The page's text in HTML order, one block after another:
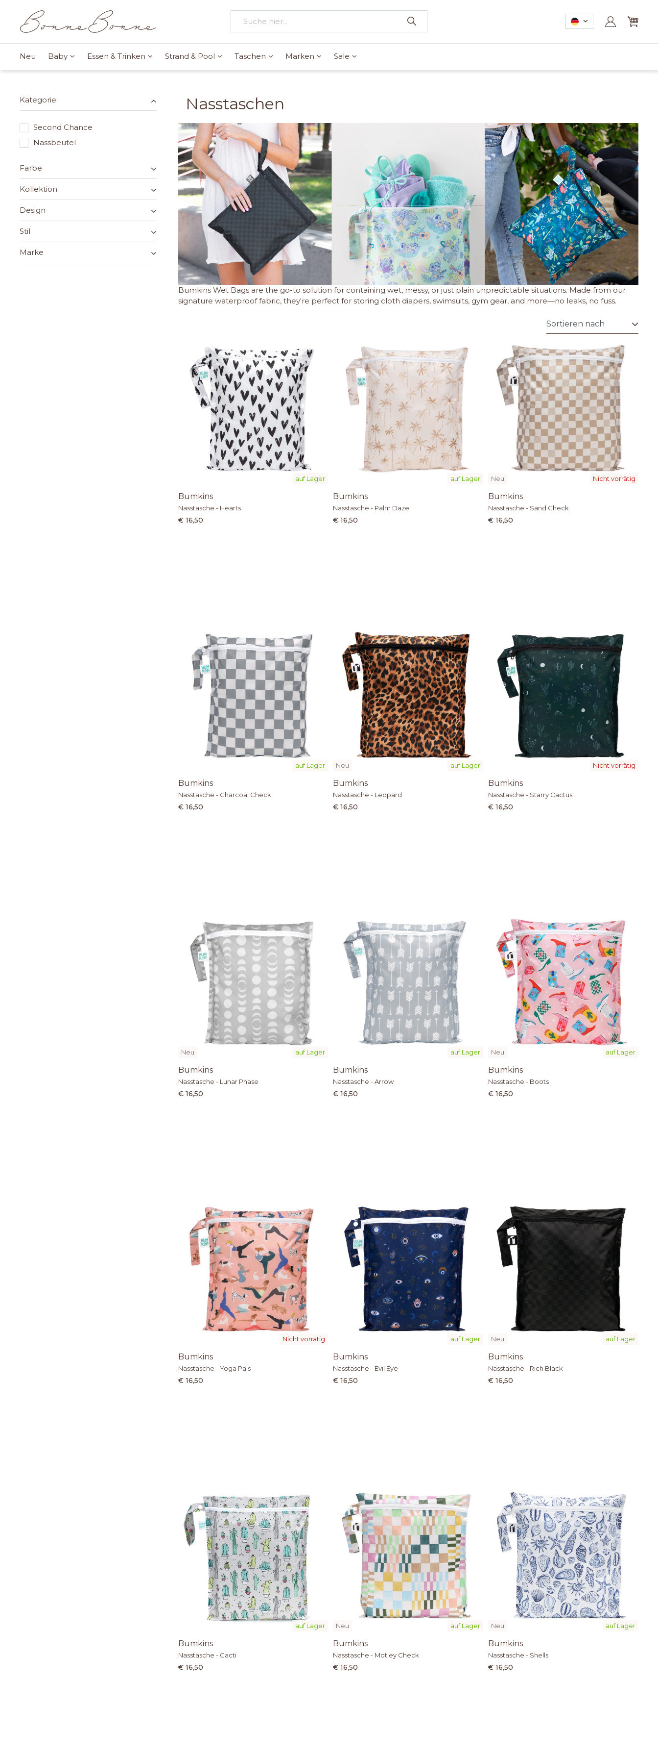
Neu Baby Essen & Trinken Strand & Pool Taschen Marken Sale
Kategorie
Second Chance
Nassbeutel
Farbe
Kollektion
Design
Stil
Marke
Nasstaschen
Bumkins Wet Bags are the go-to solution for containing wet, messy, or just plain unpredictable situations. Made from our
signature waterproof fabric, they're perfect for storing cloth diapers, swimsuits, gym gear, and more—no leaks, no fuss.
auf Lager
Bumkins
Nasstasche - Hearts
€ 16,50
auf Lager
Bumkins
Nasstasche - Palm Daze
€ 16,50
Nicht vorrätig
Neu
Bumkins
Nasstasche - Sand Check
€ 16,50
auf Lager
Bumkins
Nasstasche - Charcoal Check
€ 16,50
auf Lager
Neu
Bumkins
Nasstasche - Leopard
€ 16,50
Nicht vorrätig
Bumkins
Nasstasche - Starry Cactus
€ 16,50
auf Lager
Neu
Bumkins
Nasstasche - Lunar Phase
€ 16,50
auf Lager
Bumkins
Nasstasche - Arrow
€ 16,50
auf Lager
Neu
Bumkins
Nasstasche - Boots
€ 16,50
Nicht vorrätig
Bumkins
Nasstasche - Yoga Pals
€ 16,50
auf Lager
Bumkins
Nasstasche - Evil Eye
€ 16,50
auf Lager
Neu
Bumkins
Nasstasche - Rich Black
€ 16,50
auf Lager
Bumkins
Nasstasche - Cacti
€ 16,50
auf Lager
Neu
Bumkins
Nasstasche - Motley Check
€ 16,50
auf Lager
Neu
Bumkins
Nasstasche - Shells
€ 16,50